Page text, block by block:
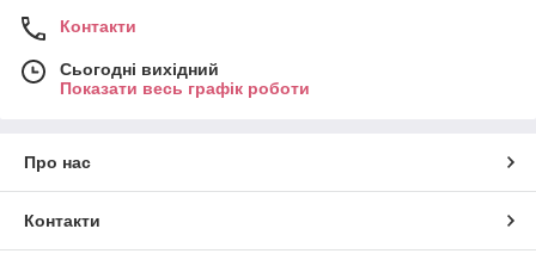
Контакти
Сьогодні вихідний
Показати весь графік роботи
Про нас
Контакти